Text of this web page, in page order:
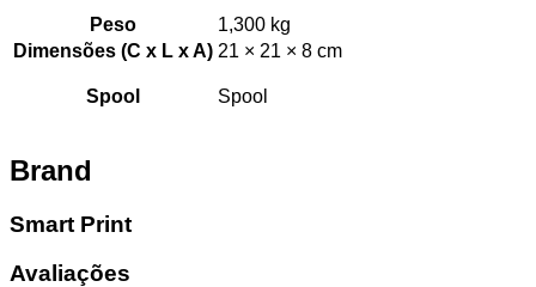
Peso
1,300 kg
Dimensões (C x L x A) 21 × 21 × 8 cm
Spool Spool
Brand
Smart Print
Avaliações